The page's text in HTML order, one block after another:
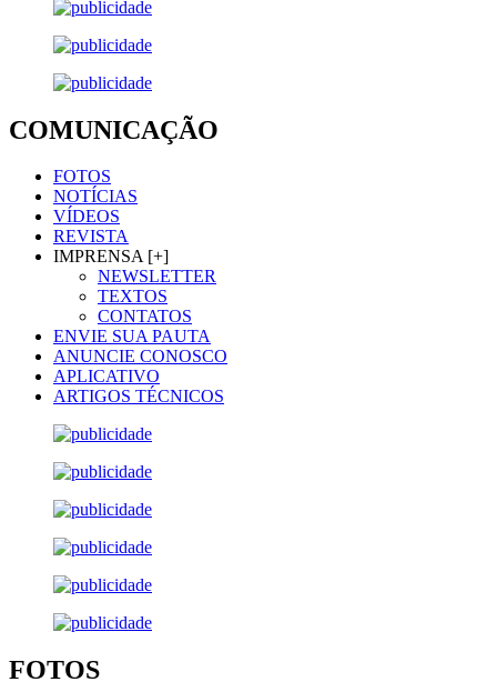
COMUNICAÇÃO
FOTOS
NOTÍCIAS
VÍDEOS
REVISTA
IMPRENSA [+]
NEWSLETTER
TEXTOS
CONTATOS
ENVIE SUA PAUTA
ANUNCIE CONOSCO
APLICATIVO
ARTIGOS TÉCNICOS
FOTOS